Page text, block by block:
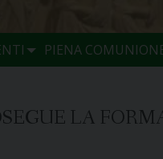
PIENA
LA